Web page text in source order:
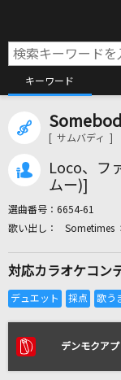
キーワード
怪獣の花唄
[ サムバディ ]
Loco、フ
ムー)]
選曲番号： 6654-61
Sometimes
対応カラオケコン
デンモクア